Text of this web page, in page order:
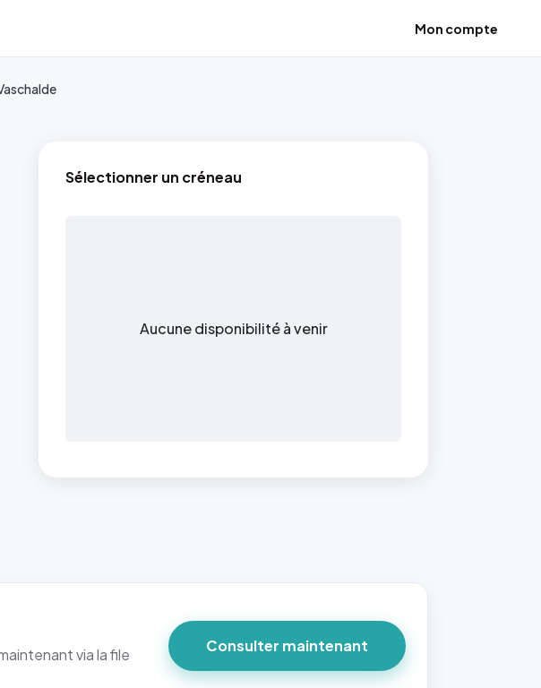
Mon compte
Sélectionner un créneau
Aucune disponibilité à venir
via la file
Consulter maintenant